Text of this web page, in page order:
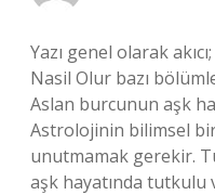
Yazı genel olarak
Nasil Olur bazı
Aslan burcunun aşk
Astrolojinin bilimsel bir
unutmamak gerekir.
aşk hayatında tutkulu